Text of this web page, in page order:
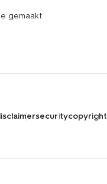
gemaakt
securitycopyright